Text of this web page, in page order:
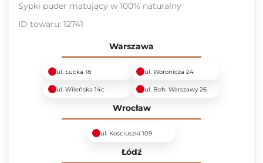
Sypki puder matujący w 100% naturalny
ID towaru: 12741
Warszawa
ul. Łucka 18 ul. Woronicza 24
ul. Wileńska 14c ul. Boh. Warszawy 26
Wrocław
ul. Kościuszki 109
Łódź